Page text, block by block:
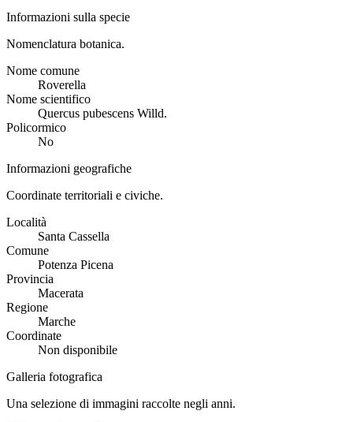
Informazioni sulla specie
Nomenclatura botanica.
Nome comune
Roverella
Nome scientifico
Quercus pubescens Willd.
Policormico
No
Informazioni geografiche
Coordinate territoriali e civiche.
Località
Santa Cassella
Comune
Potenza Picena
Provincia
Macerata
Regione
Marche
Coordinate
Non disponibile
Galleria fotografica
Una selezione di immagini raccolte negli anni.